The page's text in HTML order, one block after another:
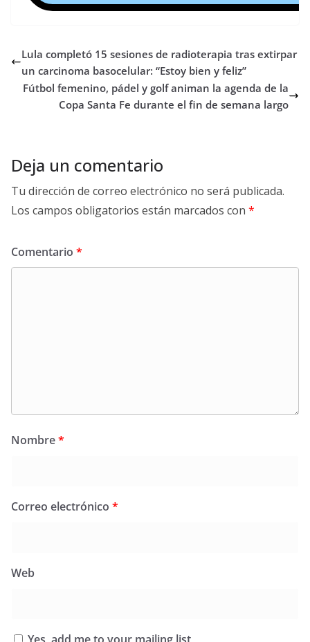
Lula completó 15 sesiones de radioterapia tras extirpar
un carcinoma basocelular: “Estoy bien y feliz”
Fútbol femenino, pádel y golf animan la agenda de la
Copa Santa Fe durante el fin de semana largo
Deja un comentario
Tu dirección de correo electrónico no será publicada.
Los campos obligatorios están marcados con *
Comentario *
Nombre*
Correo electrónico *
Web